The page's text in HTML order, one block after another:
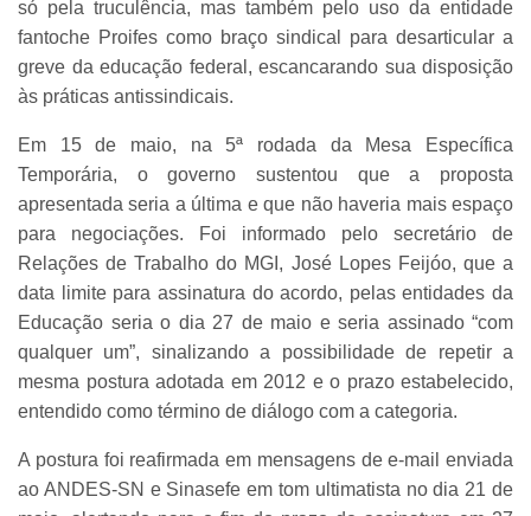
só pela truculência, mas também pelo uso da entidade
fantoche Proifes como braço sindical para desarticular a
greve da educação federal, escancarando sua disposição
às práticas antissindicais.
Em 15 de maio, na 5ª rodada da Mesa Específica
Temporária, o governo sustentou que a proposta
apresentada seria a última e que não haveria mais espaço
para negociações. Foi informado pelo secretário de
Relações de Trabalho do MGI, José Lopes Feijóo, que a
data limite para assinatura do acordo, pelas entidades da
Educação seria o dia 27 de maio e seria assinado “com
qualquer um”, sinalizando a possibilidade de repetir a
mesma postura adotada em 2012 e o prazo estabelecido,
entendido como término de diálogo com a categoria.
A postura foi reafirmada em mensagens de e-mail enviada
ao ANDES-SN e Sinasefe em tom ultimatista no dia 21 de